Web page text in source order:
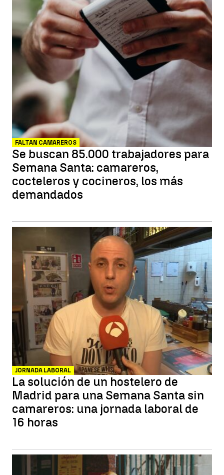
FALTAN CAMAREROS
Se buscan 85.000 trabajadores para
Semana Santa: camareros,
cocteleros y cocineros, los más
demandados
JORNADA LABORAL
La solución de un hostelero de
Madrid para una Semana Santa sin
camareros: una jornada laboral de
16 horas